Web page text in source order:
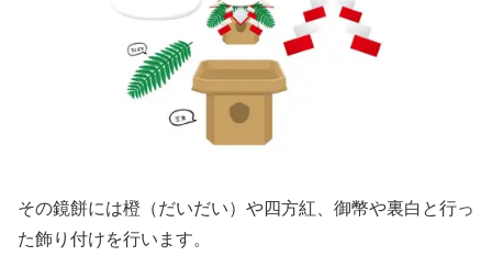
その鏡餅には橙（だいだい）や四方紅、御幣や裏白と行っ
た飾り付けを行います。